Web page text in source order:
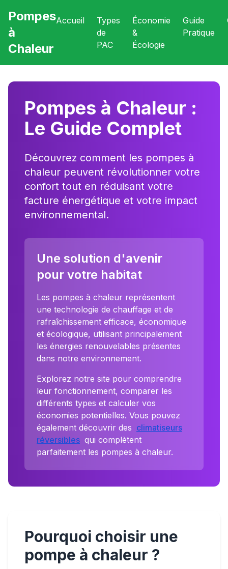
Pompes
à
Chaleur
Accueil
Types
de
PAC
Économie
&
Écologie
Guide
Pratique
Pompes à Chaleur :
Le Guide Complet
Découvrez comment les pompes à
chaleur peuvent révolutionner votre
confort tout en réduisant votre
facture énergétique et votre impact
environnemental.
Une solution d'avenir
pour votre habitat
Les pompes à chaleur représentent
une technologie de chauffage et de
rafraîchissement efficace, économique
et écologique, utilisant principalement
les énergies renouvelables présentes
dans notre environnement.
Explorez notre site pour comprendre
leur fonctionnement, comparer les
différents types et calculer vos
économies potentielles. Vous pouvez
également découvrir des climatiseurs
réversibles qui complètent
parfaitement les pompes à chaleur.
Pourquoi choisir une
pompe à chaleur ?